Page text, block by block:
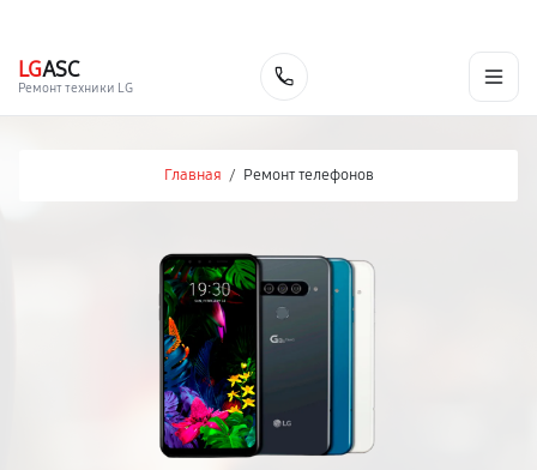
LGASC
Ремонт техники LG
Главная / Ремонт телефонов